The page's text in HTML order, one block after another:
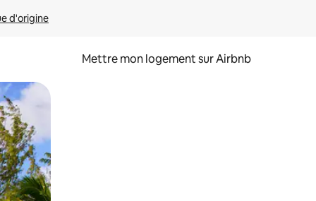
d'origine
Mettre mon logement sur Airbnb